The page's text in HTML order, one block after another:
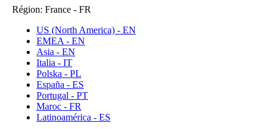
Région: France - FR
US (North America) - EN
EMEA - EN
Asia - EN
Italia - IT
Polska - PL
España - ES
Portugal - PT
Maroc - FR
Latinoamérica - ES